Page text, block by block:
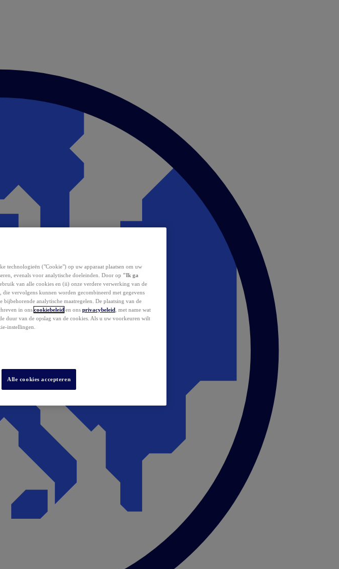
technologieën ("Cookie") op uw apparaat plaatsen om uw
evenals voor analytische doeleinden. Door op "Ik ga
van alle cookies en (ii) onze verdere verwerking van de
vervolgens kunnen worden gecombineerd met gegevens
analytische maatregelen. De plaatsing van de
in ons cookiebeleid en ons privacybeleid , met name wat
duur van de opslag van de cookies. Als u uw voorkeuren wilt
instellingen.
Alle cookies accepteren